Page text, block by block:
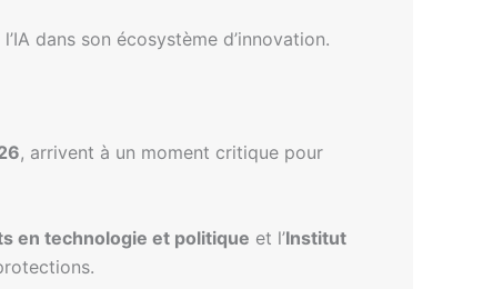
dans son écosystème d’innovation.
, arrivent à un moment critique pour
en technologie et politique et l’Institut